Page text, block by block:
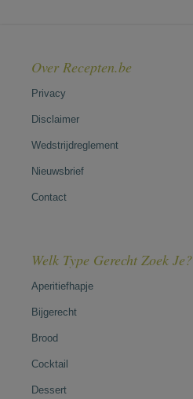
Over Recepten.be
Privacy
Disclaimer
Wedstrijdreglement
Nieuwsbrief
Contact
Welk Type Gerecht Zoek Je?
Aperitiefhapje
Bijgerecht
Brood
Cocktail
Dessert